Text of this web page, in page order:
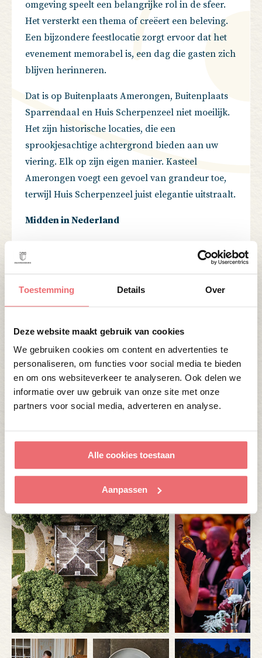
Toestemming Details Over
Deze website maakt gebruik van cookies
We gebruiken cookies om content en advertenties te
personaliseren, om functies voor social media te bieden
en om ons websiteverkeer te analyseren. Ook delen we
informatie over uw gebruik van onze site met onze
partners voor social media, adverteren en analyse.
Alle cookies toestaan
Aanpassen
omgeving speelt een belangrijke rol in de sfeer.
Het versterkt een thema of creëert een beleving.
Een bijzondere feestlocatie zorgt ervoor dat het
evenement memorabel is, een dag die gasten zich
blijven herinneren.
Dat is op Buitenplaats Amerongen, Buitenplaats
Sparrendaal en Huis Scherpenzeel niet moeilijk.
Het zijn historische locaties, die een
sprookjesachtige achtergrond bieden aan uw
viering. Elk op zijn eigen manier. Kasteel
Amerongen voegt een gevoel van grandeur toe,
terwijl Huis Scherpenzeel juist elegantie uitstraalt.
Midden in Nederland
Nederland. Fijn als uw gasten uit het hele land
ook bereikbaar met het openbaar vervoer.
door groen.
De natuurlijke elementen geven een gevoel van
vrijheid en ontspannenheid. U kunt daardoor
ook binnen- en buitenactiviteiten makkelijk met
elkaar combineren. Eenhigh teaen